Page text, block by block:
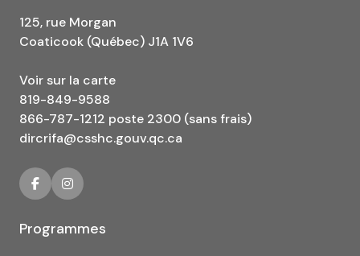
125, rue Morgan
Coaticook (Québec) J1A 1V6
Voir sur la carte
819-849-9588
866-787-1212 poste 2300 (sans frais)
dircrifa@csshc.gouv.qc.ca
Programmes